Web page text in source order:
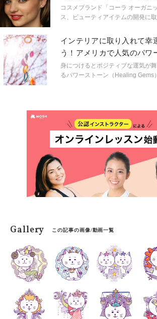
コスメブランド「コーラ オーガニ
ス、ビューティアイテムの開発に
た新たなアイテムを発表、話題を
が考えるパワーストーンの効果と
インテリアに取り入れて幸
う！アメリカで人気のパワ
術
身につけるとポジティブな運気が
るパワーストーン（Healing Gems
たインテリア術を見てみましょう。
Gallery この記事の画像/動画一覧